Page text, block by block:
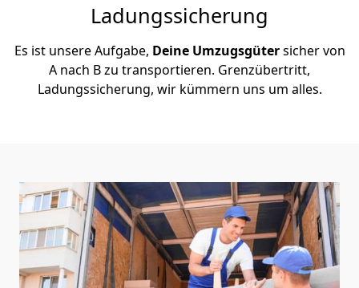
Ladungssicherung
Es ist unsere Aufgabe, Deine Umzugsgütersicher von
A nach B zu transportieren. Grenzübertritt,
Ladungssicherung, wir kümmern uns um alles.